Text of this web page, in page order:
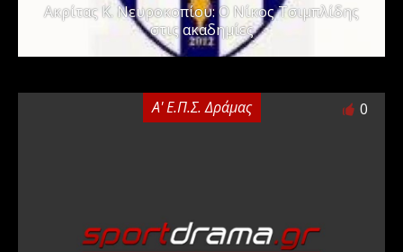
Ακρίτας Κ. Νευροκοπίου: Ο Νίκος Τσιμπλίδης
στις ακαδημίες
Α' Ε.Π.Σ. Δράμας 0